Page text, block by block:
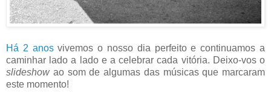
Há 2 anosvivemos o nosso dia perfeito e continuamos a
caminhar lado a lado e a celebrar cada vitória. Deixo-vos o
slideshowao som de algumas das músicas que marcaram
este momento!